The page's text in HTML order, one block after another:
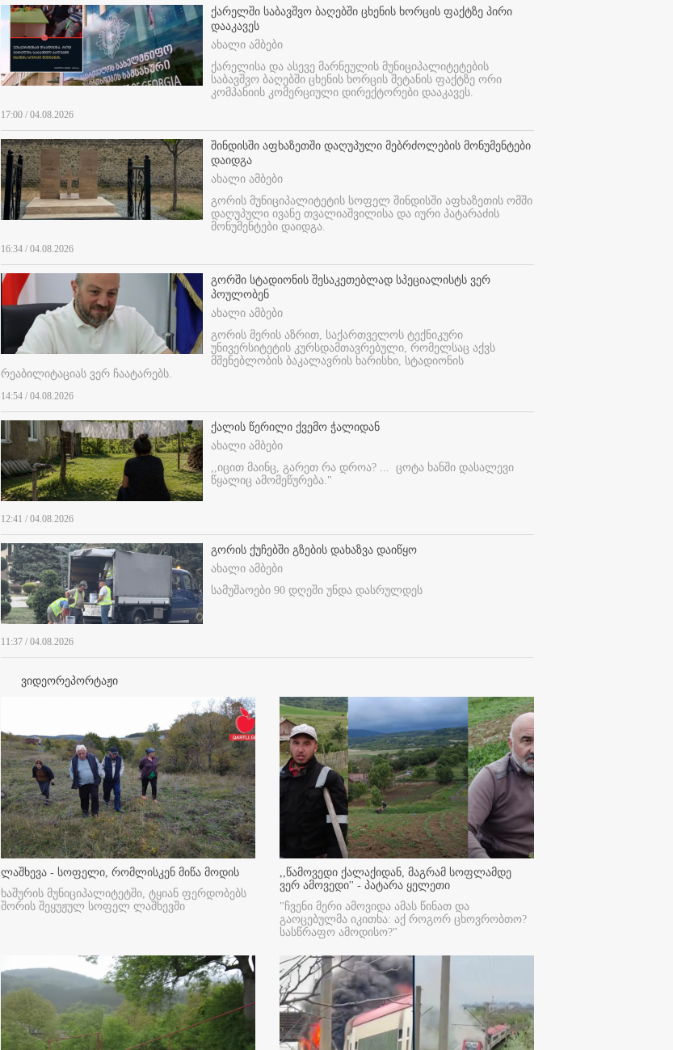
ქარელში საბავშვო ბაღებში ცხენის ხორცის ფაქტზე პირი
დააკავეს
ახალი ამბები
ქარელისა და ასევე მარნეულის მუნიციპალიტეტების
საბავშვო ბაღებში ცხენის ხორცის შეტანის ფაქტზე ორი
კომპანიის კომერციული დირექტორები დააკავეს.
17:00 / 04.08.2026
შინდისში აფხაზეთში დაღუპული მებრძოლების მონუმენტები
დაიდგა
ახალი ამბები
გორის მუნიციპალიტეტის სოფელ შინდისში აფხაზეთის ომში
დაღუპული ივანე თვალიაშვილისა და იური პატარაძის
მონუმენტები დაიდგა.
16:34 / 04.08.2026
გორში სტადიონის შესაკეთებლად სპეციალისტს ვერ
პოულობენ
ახალი ამბები
გორის მერის აზრით, საქართველოს ტექნიკური
უნივერსიტეტის კურსდამთავრებული, რომელსაც აქვს
მშენებლობის ბაკალავრის ხარისხი, სტადიონის
რეაბილიტაციას ვერ ჩაატარებს.
14:54 / 04.08.2026
ქალის წერილი ქვემო ჭალიდან
ახალი ამბები
,,იცით მაინც, გარეთ რა დროა? ... ცოტა ხანში დასალევი
წყალიც ამომეწურება."
12:41 / 04.08.2026
გორის ქუჩებში გზების დახაზვა დაიწყო
ახალი ამბები
სამუშაოები 90 დღეში უნდა დასრულდეს
11:37 / 04.08.2026
ვიდეორეპორტაჟი
ლაშხევა - სოფელი, რომლისკენ მიწა მოდის
ხაშურის მუნიციპალიტეტში, ტყიან ფერდობებს
შორის შეყუჟულ სოფელ ლაშხევში
,,წამოვედი ქალაქიდან, მაგრამ სოფლამდე
ვერ ამოვედი'' - პატარა ყელეთი
"ჩვენი მერი ამოვიდა ამას წინათ და
გაოცებულმა იკითხა: აქ როგორ ცხოვრობთო?
სასწრაფო ამოდისო?"